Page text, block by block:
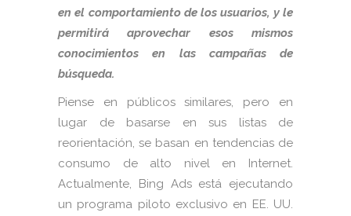
en el comportamiento de los usuarios, y le
permitirá aprovechar esos mismos
conocimientos en las campañas de
búsqueda.
Piense en públicos similares, pero en
lugar de basarse en sus listas de
reorientación, se basan en tendencias de
consumo de alto nivel en Internet.
Actualmente, Bing Ads está ejecutando
un programa piloto exclusivo en EE. UU.